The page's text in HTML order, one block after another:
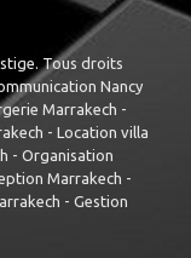
Tous droits
Nancy
Marrakech -
- Location villa
- Organisation
Marrakech -
- Gestion